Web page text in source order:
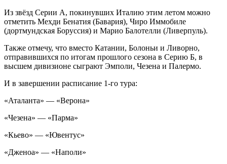
Из звёзд Серии А, покинувших Италию этим летом можно
отметить Мехди Бенатия (Бавария), Чиро Иммобиле
(дортмундская Боруссия) и Марио Балотелли (Ливерпуль).
Также отмечу, что вместо Катании, Болоньи и Ливорно,
отправившихся по итогам прошлого сезона в Серию Б, в
высшем дивизионе сыграют Эмполи, Чезена и Палермо.
И в завершении расписание 1-го тура:
«Аталанта» — «Верона»
«Чезена» — «Парма»
«Кьево» — «Ювентус»
«Дженоа» — «Наполи»